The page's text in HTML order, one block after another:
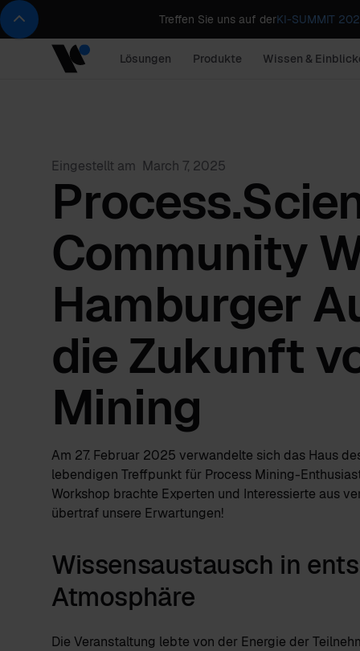
Treffen Sie uns auf derKI-SUMMIT
Lösungen Produkte Wissen &
Eingestellt am March 7, 2025
Community
Hamburger
die Zukunft
Mining
Am 27. Februar 2025 verwandelte sich das Haus
lebendigen Treffpunkt für Process Mining-
Workshop brachte Experten und Interessierte aus
übertraf unsere Erwartungen!
Wissensaustausch in
Atmosphäre
Die Veranstaltung lebte von der Energie der